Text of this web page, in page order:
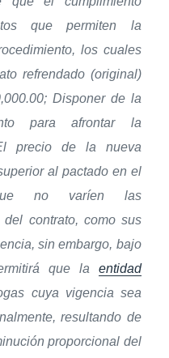
que permiten la
los cuales
refrendado (original)
Disponer de la
para afrontar la
precio de la nueva
al pactado en el
no varíen las
del contrato, como sus
sin embargo, bajo
que la entidad
cuya vigencia sea
resultando de
proporcional del